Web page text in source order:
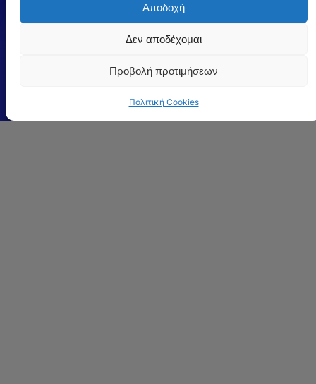
Αποδοχή
Δεν αποδέχομαι
Προβολή προτιμήσεων
Πολιτική Cookies
Facebook
X Copy
Link
Email
PrintViber